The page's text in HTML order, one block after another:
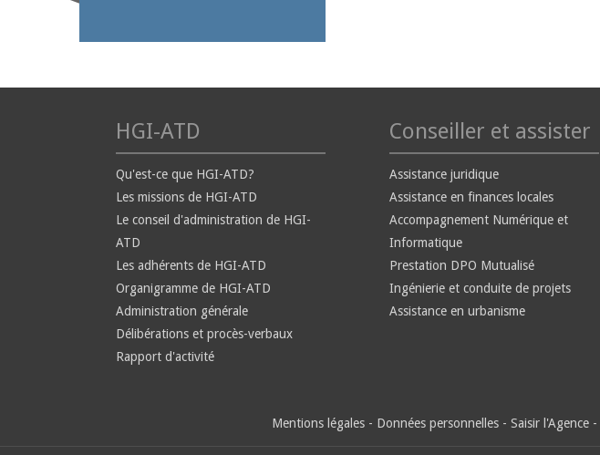
HGI-ATD
Qu'est-ce que HGI-ATD?
Les missions de HGI-ATD
Le conseil d'administration de HGI-
ATD
Les adhérents de HGI-ATD
Organigramme de HGI-ATD
Administration générale
Délibérations et procès-verbaux
Rapport d'activité
Conseiller et assister
Assistance juridique
Assistance en finances locales
Accompagnement Numérique et
Informatique
Prestation DPO Mutualisé
Ingénierie et conduite de projets
Assistance en urbanisme
Mentions légales - Données personnelles - Saisir l'Agence -